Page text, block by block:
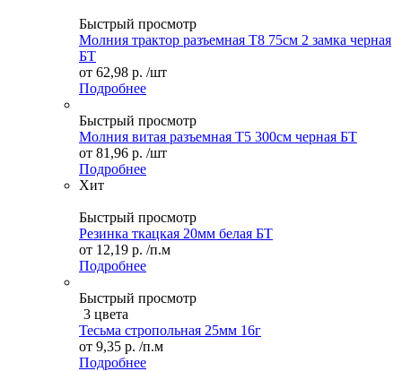
Быстрый просмотр
Молния трактор разъемная Т8 75см 2 замка черная
БТ
от 62,98 р. /шт
Подробнее
Быстрый просмотр
Молния витая разъемная Т5 300см черная БТ
от 81,96 р. /шт
Подробнее
Хит
Быстрый просмотр
Резинка ткацкая 20мм белая БТ
от 12,19 р. /п.м
Подробнее
Быстрый просмотр
3 цвета
Тесьма стропольная 25мм 16г
от 9,35 р. /п.м
Подробнее